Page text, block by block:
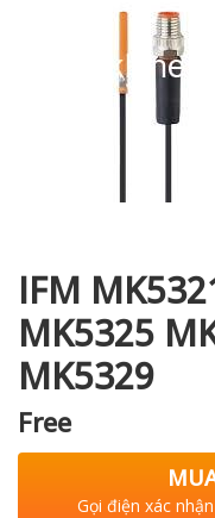
IFM
MK5325
MK5329
Free
Gọi điện xác